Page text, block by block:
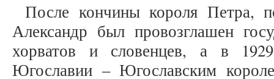
После кончины короля Петра,
Александр был провозглашен
хорватов и словенцев, а в
Югославии – Югославским